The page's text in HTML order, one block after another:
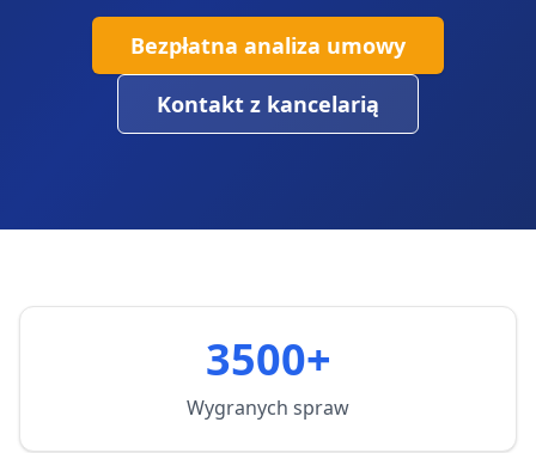
Bezpłatna analiza umowy
Kontakt z kancelarią
3500+
Wygranych spraw